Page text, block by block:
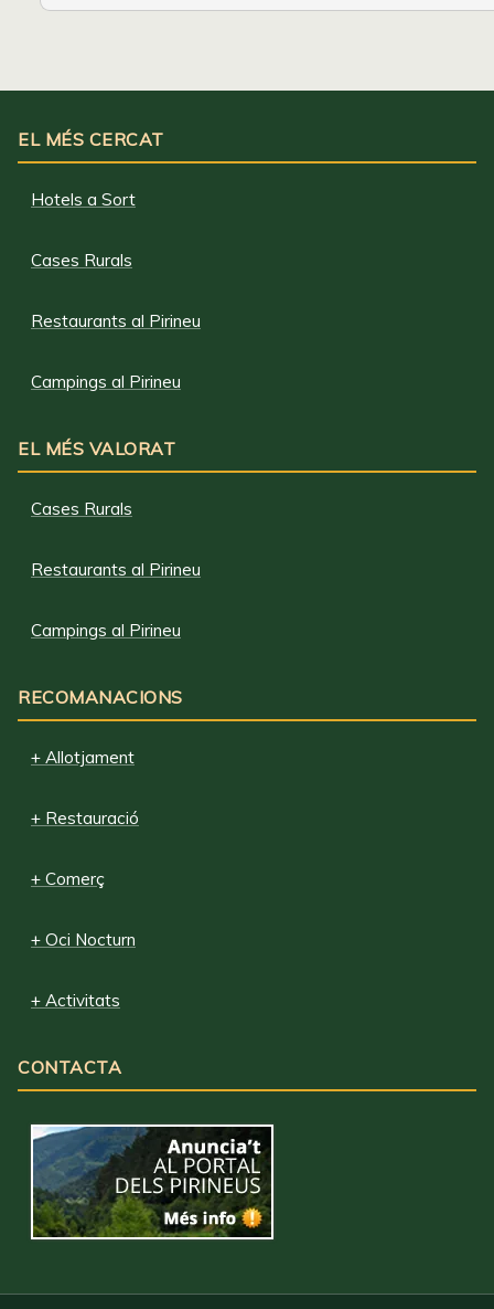
EL MÉS CERCAT
Hotels a Sort
Cases Rurals
Restaurants al Pirineu
Campings al Pirineu
EL MÉS VALORAT
Cases Rurals
Restaurants al Pirineu
Campings al Pirineu
RECOMANACIONS
+ Allotjament
+ Restauració
+ Comerç
+ Oci Nocturn
+ Activitats
CONTACTA